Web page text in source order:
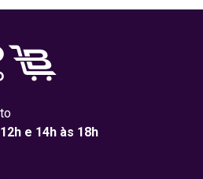
e 14h às 18h